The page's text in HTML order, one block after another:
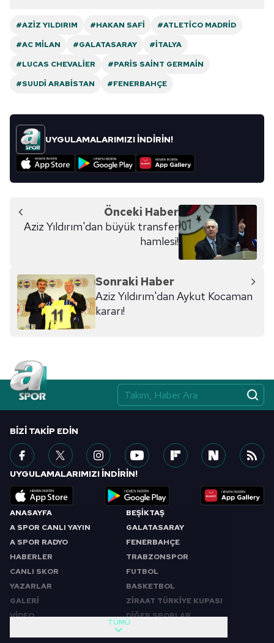
#AZIZ YILDIRIM #HAKAN SAFI
#ATLETICO MADRID
#AC MILAN
#GALATASARAY
#İTALYA
#LUCAS CHEVALIER
#PARIS SAINT GERMAIN
#SUUDI ARABISTAN
#FENERBAHÇE
UYGULAMALARIMIZI İNDİRİN!
Önceki Haber
Aziz Yıldırım'dan büyük transfer
hamlesi!
Sonraki Haber
Aziz Yıldırım'dan Aykut Kocaman
kararı!
ANASAYFA
A SPOR CANLI YAYIN
A SPOR RADYO
HABERLER
CANLI SKOR
YAZARLAR
GALERİ
VİDEO
BEŞİKTAŞ
GALATASARAY
FENERBAHÇE
TRABZONSPOR
FUTBOL
BASKETBOL
ZİRAAT TÜRKİYE KUPASI
DİĞER SPORLAR
TÜMÜ
BIZI TAKIP EDIN
UYGULAMALARIMIZI İNDİRİN!